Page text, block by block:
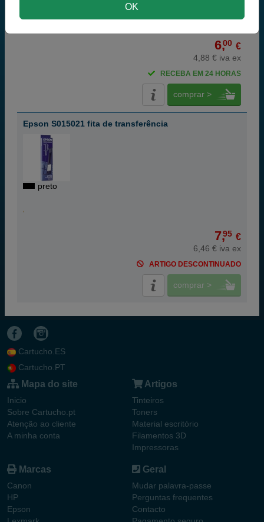
6,00 €
4,88 € iva ex
RECEBA EM 24 HORAS
comprar >
Epson S015021 fita de transferência
preto
7,95 €
6,46 € iva ex
ARTIGO DESCONTINUADO
comprar >
Cartucho.ES
Cartucho.PT
Mapa do site
Inicio
Sobre Cartucho.pt
Atenção ao cliente
A minha conta
Artigos
Tinteiros
Toners
Material escritório
Filamentos 3D
Impressoras
Marcas
Canon
HP
Epson
Geral
Mudar palavra-passe
Perguntas frequentes
Contacto
OK